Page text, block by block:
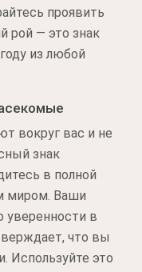
проявить
рой — это знак
из любой
вокруг вас и не
знак
в полной
миром. Ваши
уверенности в
что вы
Используйте это